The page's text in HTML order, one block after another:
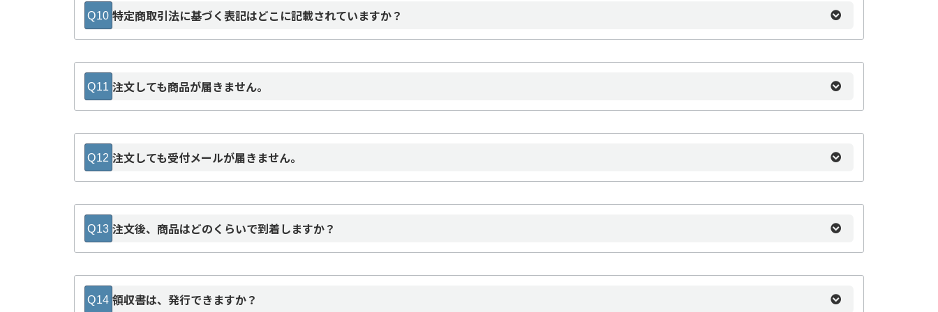
Q10 特定商取引法に基づく表記はどこに記載されていますか？
表記ページ
Q11 注文しても商品が届きません。
info@sekihira.jp
Q12 注文しても受付メールが届きません。
迷惑メールのボックスに入っていませんか？
設定がPCからの受信をしない設定になっていませんか？
メールアドレスは正確に入力されましたか？
＠の前に「.」がある場合に受送信できないケースがありますのでメールアドレスの変更をお願い致します。
Q13 注文後、商品はどのくらいで到着しますか？
Q14 領収書は、発行できますか？